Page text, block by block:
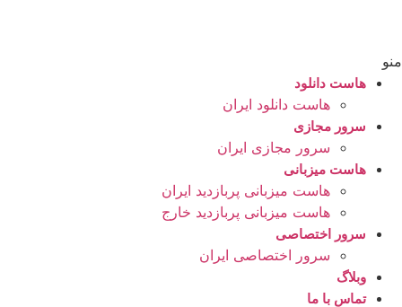
منو
هاست دانلود
هاست دانلود ایران
سرور مجازی
سرور مجازی ایران
هاست میزبانی
هاست میزبانی پربازدید ایران
هاست میزبانی پربازدید خارج
سرور اختصاصی
سرور اختصاصی ایران
وبلاگ
تماس با ما